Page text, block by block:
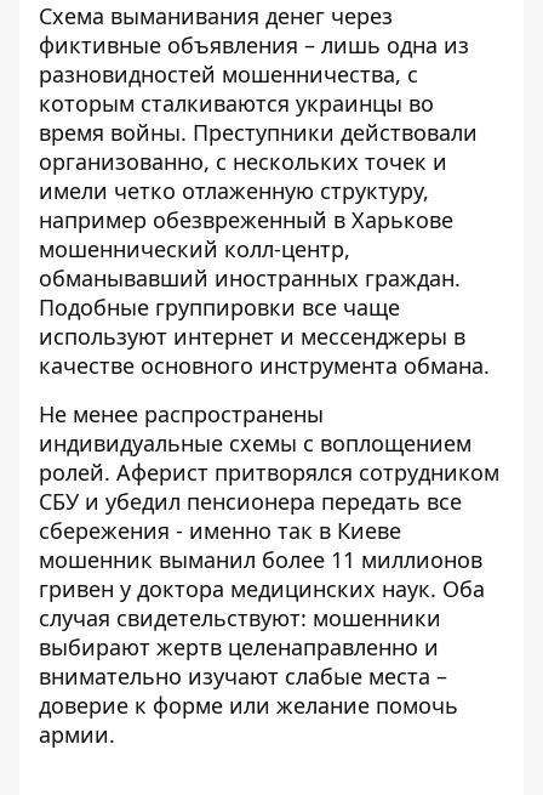
Схема выманивания денег через
фиктивные объявления – лишь одна из
разновидностей мошенничества, с
которым сталкиваются украинцы во
время войны. Преступники действовали
организованно, с нескольких точек и
имели четко отлаженную структуру,
например обезвреженный в Харькове
мошеннический колл-центр,
обманывавший иностранных граждан.
Подобные группировки все чаще
используют интернет и мессенджеры в
качестве основного инструмента обмана.
Не менее распространены
индивидуальные схемы с воплощением
ролей. Аферист притворялся сотрудником
СБУ и убедил пенсионера передать все
сбережения - именно так в Киеве
мошенник выманил более 11 миллионов
гривен у доктора медицинских наук. Оба
случая свидетельствуют: мошенники
выбирают жертв целенаправленно и
внимательно изучают слабые места –
доверие к форме или желание помочь
армии.